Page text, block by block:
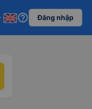
help_outline Đăng nhập